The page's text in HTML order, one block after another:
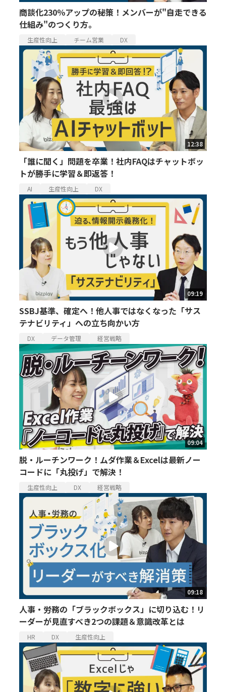
商談化230％アップの秘策！メンバーが"自走できる
仕組み"のつくり方。
生産性向上 チーム営業 DX
12:38
「誰に聞く」問題を卒業！社内FAQはチャットボッ
トが勝手に学習＆即返答！
AI 生産性向上 DX
09:19
SSBJ基準、確定へ！他人事ではなくなった「サス
テナビリティ」への立ち向かい方
DX データ管理 経営戦略
09:04
脱・ルーチンワーク！ムダ作業＆Excelは最新ノー
コードに「丸投げ」で解決！
生産性向上 DX 経営戦略
09:18
人事・労務の「ブラックボックス」に切り込む！リ
ーダーが見直すべき2つの課題＆意識改革とは
HR DX 生産性向上